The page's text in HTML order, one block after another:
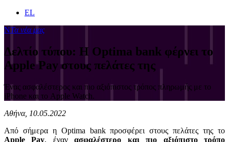
EL
ΝΤα νέα μας
Δελτίο τύπου: H Optima bank φέρνει το
Apple Pay στους πελάτες της
Ένας ασφαλέστερος και πιο αξιόπιστος τρόπος πληρωμής με το
iPhone και το Apple Watch.
Αθήνα, 10.05.2022
Από σήμερα η Optima bank προσφέρει στους πελάτες της το
Apple Pay, ένανασφαλέστερο και πιο αξιόπιστο τρόπο